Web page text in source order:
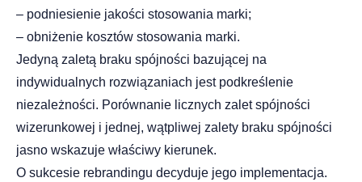
– podniesienie jakości stosowania marki;
– obniżenie kosztów stosowania marki.
Jedyną zaletą braku spójności bazującej na
indywidualnych rozwiązaniach jest podkreślenie
niezależności. Porównanie licznych zalet spójności
wizerunkowej i jednej, wątpliwej zalety braku spójności
jasno wskazuje właściwy kierunek.
O sukcesie rebrandingu decyduje jego implementacja.